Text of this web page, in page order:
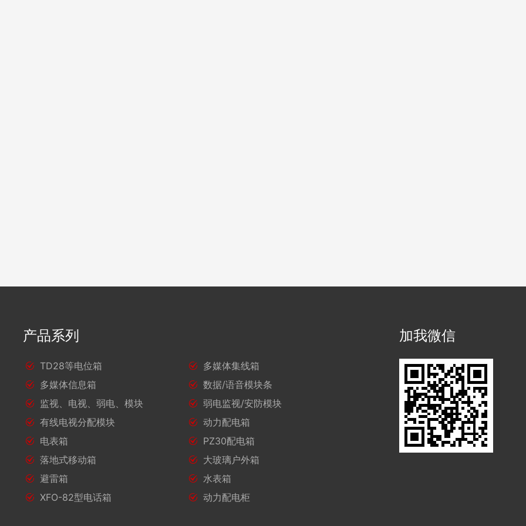
产品系列
TD28等电位箱
多媒体集线箱
多媒体信息箱
数据/语音模块条
监视、电视、弱电、模块
弱电监视/安防模块
有线电视分配模块
动力配电箱
电表箱
PZ30配电箱
落地式移动箱
大玻璃户外箱
避雷箱
水表箱
XFO-82型电话箱
动力配电柜
加我微信